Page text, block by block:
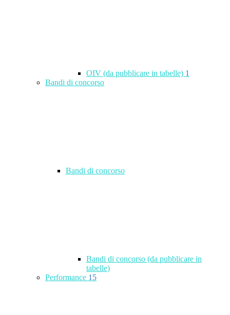
OIV (da pubblicare in tabelle) 1
Bandi di concorso
Bandi di concorso
Bandi di concorso (da pubblicare in
tabelle)
Performance 15